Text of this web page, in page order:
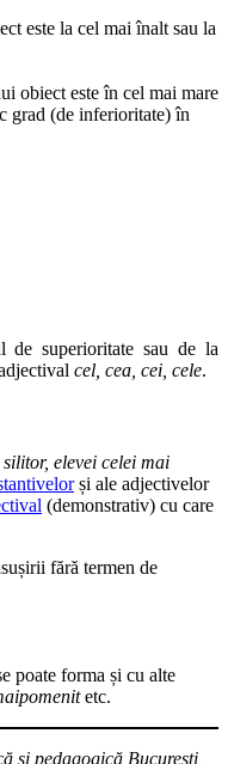
este la cel mai înalt sau la
obiect este în cel mai mare
grad (de inferioritate) în
de superioritate sau de la
cel, cea, cei, cele.
elevei celei mai
și ale adjectivelor
(demonstrativ) cu care
fără termen de
poate forma și cu alte
etc.
și pedagogică București,